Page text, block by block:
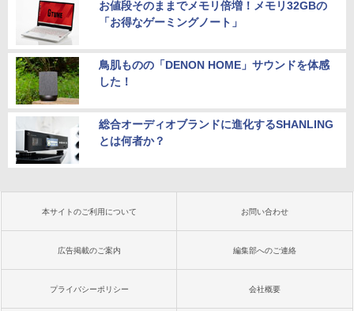
お値段そのままでメモリ倍増！メモリ32GBの
「お得なゲーミングノート」
鳥肌ものの「DENON HOME」サウンドを体感
した！
総合オーディオブランドに進化するSHANLING
とは何者か？
本サイトのご利用について お問い合わせ
広告掲載のご案内 編集部へのご連絡
プライバシーポリシー 会社概要